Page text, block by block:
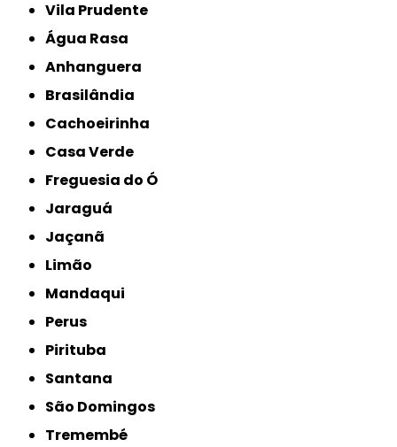
Vila Prudente
Água Rasa
Anhanguera
Brasilândia
Cachoeirinha
Casa Verde
Freguesia do Ó
Jaraguá
Jaçanã
Limão
Mandaqui
Perus
Pirituba
Santana
São Domingos
Tremembé